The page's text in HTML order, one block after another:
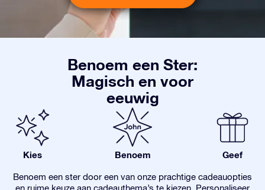
Benoem een Ster:
Magisch en voor
eeuwig
Kies Benoem Geef
Benoem een ster door een van onze prachtige cadeauopties
en ruime keuze aan cadeauthema’s te kiezen. Personaliseer